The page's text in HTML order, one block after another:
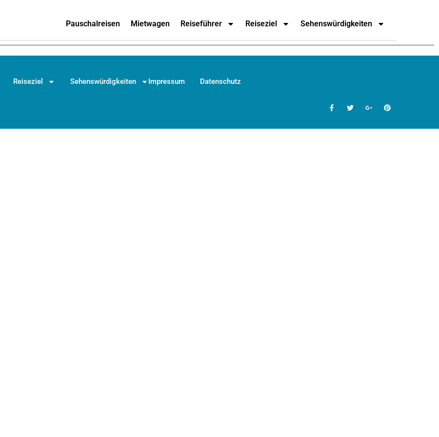
Pauschalreisen Mietwagen Reiseführer Reiseziel Sehenswürdigkeiten
Reiseziel Sehenswürdigkeiten Impressum Datenschutz